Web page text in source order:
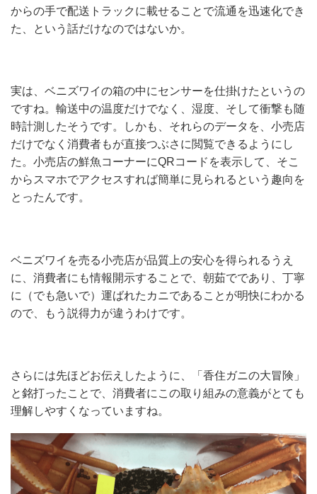
からの手で配送トラックに載せることで流通を迅速化でき
た、という話だけなのではないか。
実は、ベニズワイの箱の中にセンサーを仕掛けたというの
ですね。輸送中の温度だけでなく、湿度、そして衝撃も随
時計測したそうです。しかも、それらのデータを、小売店
だけでなく消費者もが直接つぶさに閲覧できるようにし
た。小売店の鮮魚コーナーにQRコードを表示して、そこ
からスマホでアクセスすれば簡単に見られるという趣向を
とったんです。
ベニズワイを売る小売店が品質上の安心を得られるうえ
に、消費者にも情報開示することで、朝茹でであり、丁寧
に（でも急いで）運ばれたカニであることが明快にわかる
ので、もう説得力が違うわけです。
さらには先ほどお伝えしたように、「香住ガニの大冒険」
と銘打ったことで、消費者にこの取り組みの意義がとても
理解しやすくなっていますね。